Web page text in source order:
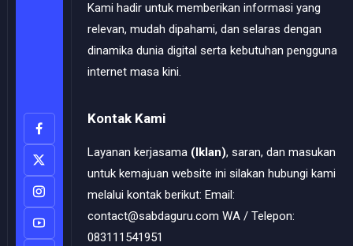
Kami hadir untuk memberikan informasi yang
relevan, mudah dipahami, dan selaras dengan
dinamika dunia digital serta kebutuhan pengguna
internet masa kini.
Kontak Kami
Layanan kerjasama (Iklan), saran, dan masukan
untuk kemajuan website ini silakan hubungi kami
melalui kontak berikut: Email:
contact@sabdaguru.com WA / Telepon:
083111541951